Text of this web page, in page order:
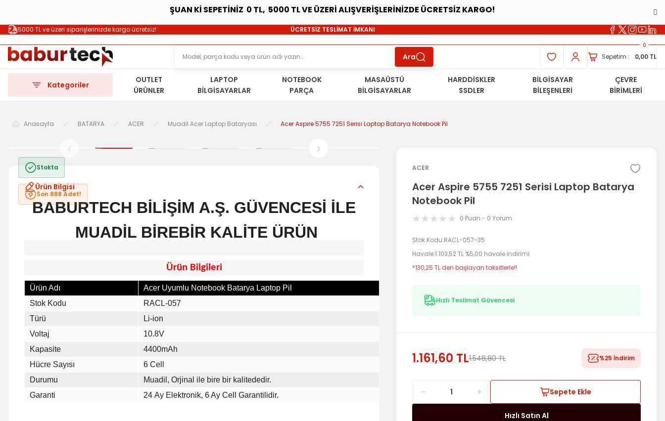
ŞUAN Kİ SEPETİNİZ 0 TL, 5000 TL VE ÜZERİ ALIŞVERİŞLERİNİZDE ÜCRETSİZ KARGO!
5000 TL ve üzeri siparişlerinizde kargo ücretsiz!
ÜCRETSİZ TESLİMAT İMKANI
ÜCRETSİZ TESLİMAT İMKANI
KOŞULSUZ İADE HAKKI
SÜRDÜRÜLEBİLİR ÜRÜNLER
Ara Sepetim : 0,00 TL
0
Kategoriler
OUTLET
ÜRÜNLER
LAPTOP
BİLGİSAYARLAR
NOTEBOOK
PARÇA
MASAÜSTÜ
BİLGİSAYARLAR
HARDDİSKLER
SSDLER
BİLGİSAYAR
BİLEŞENLERİ
ÇEVRE
BİRİMLERİ
Anasayfa BATARYA ACER Muadil Acer Laptop Bataryası Acer Aspire 5755 7251 Serisi Laptop Batarya Notebook Pil
Stokta
Son 888 Adet!
Ürün Bilgisi
BABURTECH BİLİŞİM A.Ş. GÜVENCESİ İLE
MUADİL BİREBİR KALİTE ÜRÜN
Ürün Bilgileri
Ürün Adı
Acer Uyumlu Notebook Batarya Laptop Pil
Stok Kodu
RACL-057
Türü
Li-ion
Voltaj
10.8V
Kapasite
4400mAh
Hücre Sayısı
6 Cell
Durumu
Muadil, Orjinal ile bire bir kalitededir.
Garanti
24 Ay Elektronik, 6 Ay Cell Garantilidir.
ACER
Acer Aspire 5755 7251 Serisi Laptop Batarya
Notebook Pil
0 Puan - 0 Yorum
Stok Kodu RACL-057-35
Havale1.103,52 TL %5,00 havale indirimi
*130,25 TL den başlayan taksitlerle!!
Hızlı Teslimat Güvencesi
1.161,60 TL1.548,80 TL %25 İndirim
Sepete Ekle
Hızlı Satın Al